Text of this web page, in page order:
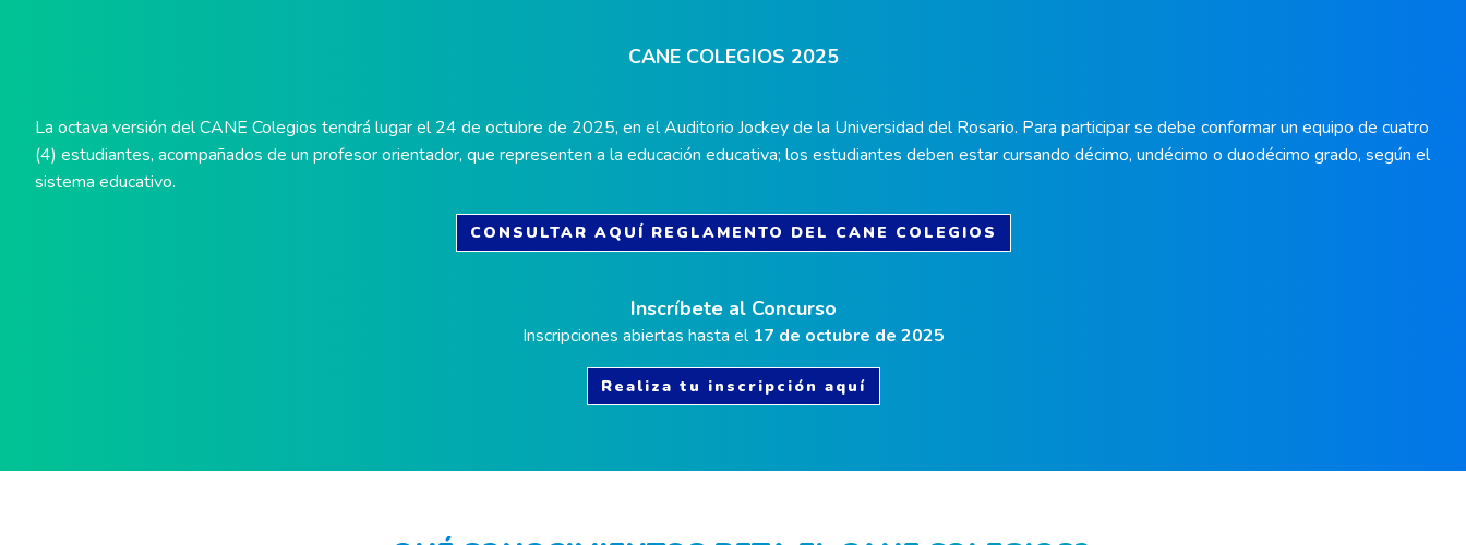
CANE COLEGIOS 2025
La octava versión del CANE Colegios tendrá lugar el 24 de octubre de 2025, en el Auditorio Jockey de la Universidad del Rosario. Para participar se debe conformar un equipo de cuatro
(4) estudiantes, acompañados de un profesor orientador, que representen a la educación educativa; los estudiantes deben estar cursando décimo, undécimo o duodécimo grado, según el
sistema educativo.
CONSULTAR AQUÍ REGLAMENTO DEL CANE COLEGIOS
Inscríbete al Concurso
Inscripciones abiertas hasta el 17 de octubre de 2025
Realiza tu inscripción aquí